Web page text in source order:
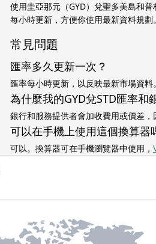
使用圭亞那元（GYD）兌聖多美島和
每小時更新，方便你使用最新資料規劃。
常見問題
匯率多久更新一次？
匯率每小時更新，以反映最新市場資料。
為什麼我的GYD兌STD匯率和
銀行和服務提供者會加收費用或價差
可以在手機上使用這個換算器
可以。換算器可在手機瀏覽器中使用，